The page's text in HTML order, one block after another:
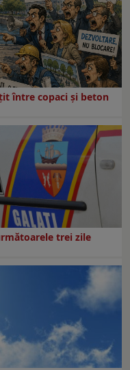
între copaci și beton
trei zile